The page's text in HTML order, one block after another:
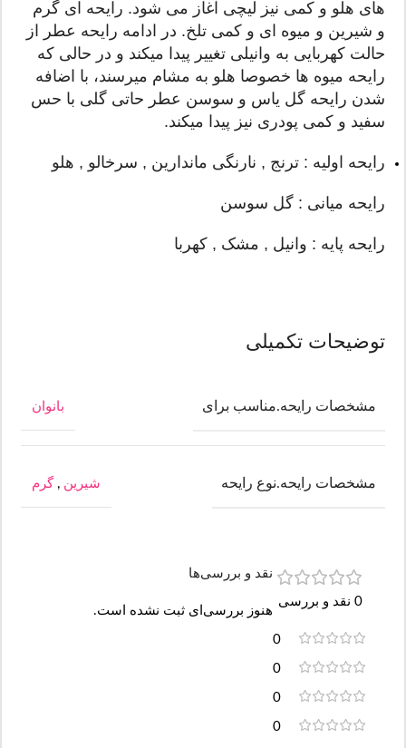
های هلو و کمی نیز لیچی آغاز می شود. رایحه ای گرم
و شیرین و میوه ای و کمی تلخ. در ادامه رایحه عطر از
حالت کهربایی به وانیلی تغییر پیدا میکند و در حالی که
رایحه میوه ها خصوصا هلو به مشام میرسند، با اضافه
شدن رایحه گل یاس و سوسن عطر حاتی گلی با حس
سفید و کمی پودری نیز پیدا میکند.
رایحه اولیه : ترنج , نارنگی ماندارین , سرخالو , هلو
رایحه میانی : گل سوسن
رایحه پایه : وانیل , مشک , کهربا
توضیحات تکمیلی
مشخصات رایحه.مناسب برای بانوان
مشخصات رایحه.نوع رایحه شیرین , گرم
0 نقد و بررسی
0
0
0
0
نقد و بررسی‌ها
هنوز بررسی‌ای ثبت نشده است.